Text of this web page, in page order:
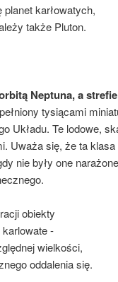
planet karłowatych,
także Pluton.
Neptuna, a
tysiącami
Układu. Te lodowe,
Uważa się, że ta
nie były one
obiekty
-
wielkości,
oddalenia się.